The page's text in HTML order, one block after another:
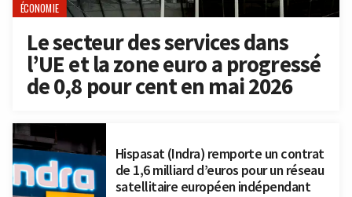
ÉCONOMIE
Le secteur des services dans
l’UE et la zone euro a progressé
de 0,8 pour cent en mai 2026
Hispasat (Indra) remporte un contrat
de 1,6 milliard d’euros pour un réseau
satellitaire européen indépendant